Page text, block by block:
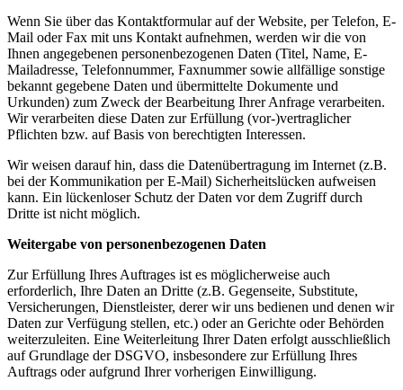
Wenn Sie über das Kontaktformular auf der Website, per Telefon, E-
Mail oder Fax mit uns Kontakt aufnehmen, werden wir die von
Ihnen angegebenen personenbezogenen Daten (Titel, Name, E-
Mailadresse, Telefonnummer, Faxnummer sowie allfällige sonstige
bekannt gegebene Daten und übermittelte Dokumente und
Urkunden) zum Zweck der Bearbeitung Ihrer Anfrage verarbeiten.
Wir verarbeiten diese Daten zur Erfüllung (vor-)vertraglicher
Pflichten bzw. auf Basis von berechtigten Interessen.
Wir weisen darauf hin, dass die Datenübertragung im Internet (z.B.
bei der Kommunikation per E-Mail) Sicherheitslücken aufweisen
kann. Ein lückenloser Schutz der Daten vor dem Zugriff durch
Dritte ist nicht möglich.
Weitergabe von personenbezogenen Daten
Zur Erfüllung Ihres Auftrages ist es möglicherweise auch
erforderlich, Ihre Daten an Dritte (z.B. Gegenseite, Substitute,
Versicherungen, Dienstleister, derer wir uns bedienen und denen wir
Daten zur Verfügung stellen, etc.) oder an Gerichte oder Behörden
weiterzuleiten. Eine Weiterleitung Ihrer Daten erfolgt ausschließlich
auf Grundlage der DSGVO, insbesondere zur Erfüllung Ihres
Auftrags oder aufgrund Ihrer vorherigen Einwilligung.